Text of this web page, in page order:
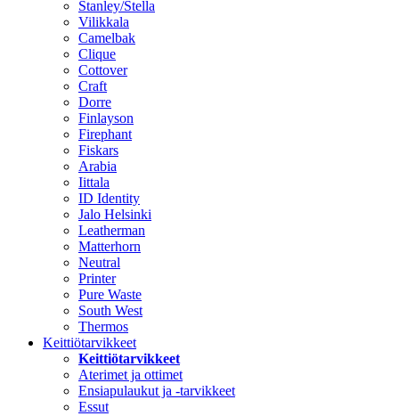
Stanley/Stella
Vilikkala
Camelbak
Clique
Cottover
Craft
Dorre
Finlayson
Firephant
Fiskars
Arabia
Iittala
ID Identity
Jalo Helsinki
Leatherman
Matterhorn
Neutral
Printer
Pure Waste
South West
Thermos
Keittiötarvikkeet
Keittiötarvikkeet
Aterimet ja ottimet
Ensiapulaukut ja -tarvikkeet
Essut